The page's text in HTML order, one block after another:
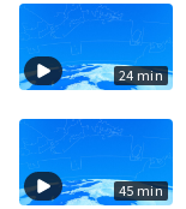
24 min
45 min